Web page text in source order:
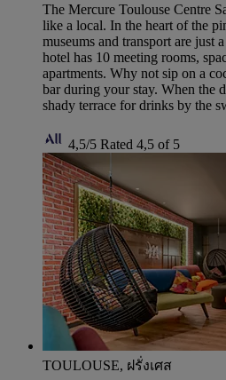
The Mercure Toulouse Centre
like a local. In the heart of the
museums and transport are just
hotel has 10 meeting rooms,
apartments. Why not sip on a
bar during your stay. When the
shady terrace for drinks by the
4,5/5 Rated 4,5 of 5
TOULOUSE, ฝรั่งเศส